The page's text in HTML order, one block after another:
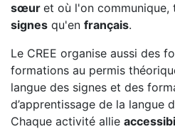
sœur et où l'on communique,
signes qu'en français.
Le CREE organise aussi des
formations au permis
langue des signes et des
d’apprentissage de la langue
Chaque activité allie